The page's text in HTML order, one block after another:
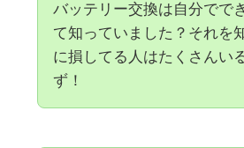
バッテリー交換は自分でで
て知っていました？それを
に損してる人はたくさんい
ず！